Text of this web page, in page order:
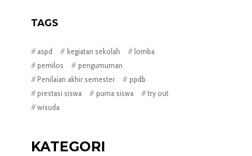
TAGS
aspd kegiatan sekolah
lomba
pemilos
pengumuman
Penilaian akhir semester
ppdb
prestasi siswa
purna siswa
try out
wisuda
KATEGORI